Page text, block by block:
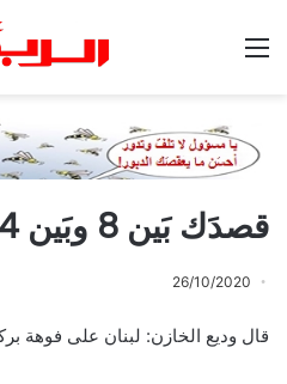
قصدَك بَين 8 وبَين 14 !
26/10/2020
قال وديع الخازن: لبنان على فوهة